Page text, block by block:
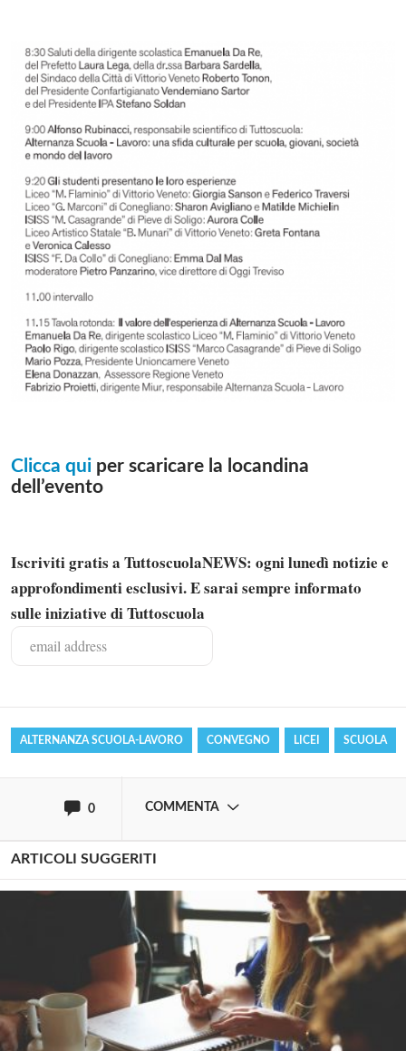
Clicca qui per scaricare la locandina
dell’evento
Iscriviti gratis a TuttoscuolaNEWS: ogni lunedì notizie e
approfondimenti esclusivi. E sarai sempre informato
sulle iniziative di Tuttoscuola
ALTERNANZA SCUOLA-LAVORO CONVEGNO LICEI SCUOLA
0 COMMENTA
Solo gli utenti registrati possono
commentare!
ARTICOLI SUGGERITI